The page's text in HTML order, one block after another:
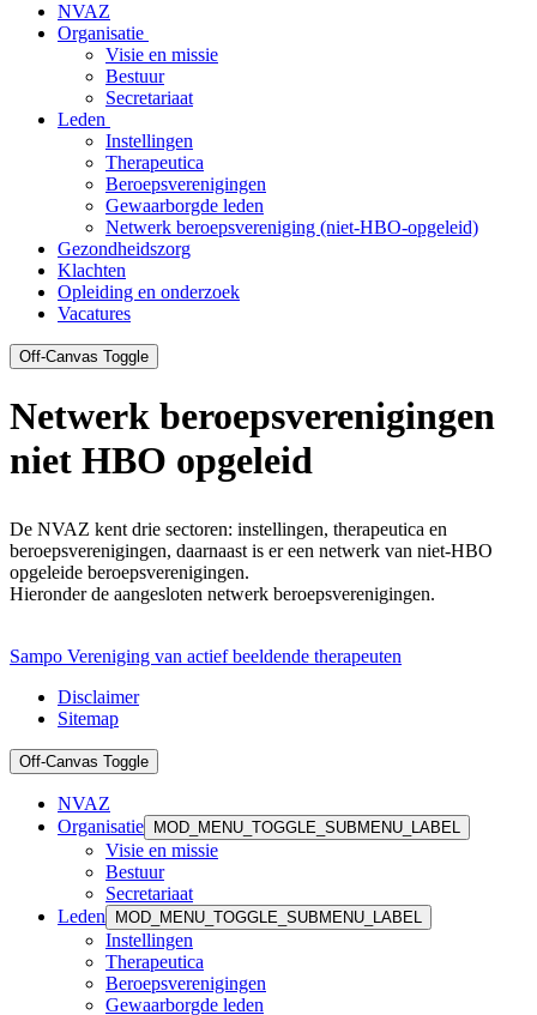
NVAZ
Organisatie
Visie en missie
Bestuur
Secretariaat
Leden
Instellingen
Therapeutica
Beroepsverenigingen
Gewaarborgde leden
Netwerk beroepsvereniging (niet-HBO-opgeleid)
Gezondheidszorg
Klachten
Opleiding en onderzoek
Vacatures
Off-Canvas Toggle
Netwerk beroepsverenigingen
niet HBO opgeleid
De NVAZ kent drie sectoren: instellingen, therapeutica en
beroepsverenigingen, daarnaast is er een netwerk van niet-HBO
opgeleide beroepsverenigingen.
Hieronder de aangesloten netwerk beroepsverenigingen.
Sampo Vereniging van actief beeldende therapeuten
Disclaimer
Sitemap
Off-Canvas Toggle
NVAZ
Organisatie
MOD_MENU_TOGGLE_SUBMENU_LABEL
Visie en missie
Bestuur
Secretariaat
Leden
MOD_MENU_TOGGLE_SUBMENU_LABEL
Instellingen
Therapeutica
Beroepsverenigingen
Gewaarborgde leden